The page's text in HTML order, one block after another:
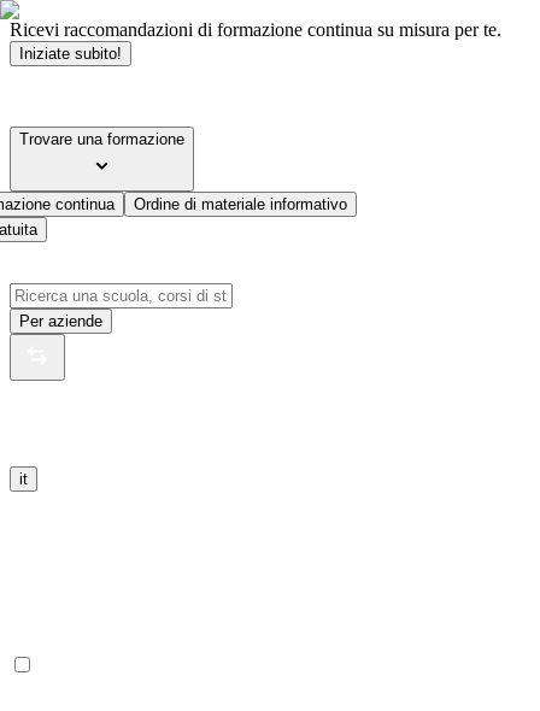
Ricevi raccomandazioni di formazione continua su misura per te.
Iniziate subito!
Trovare una formazione
continua
Ordine di materiale informativo
Per aziende
it